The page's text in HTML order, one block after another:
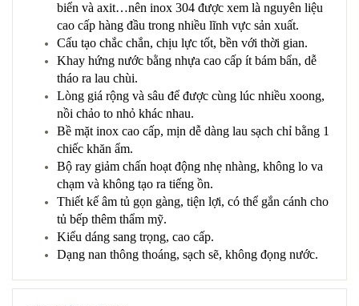
biển và axit…nên inox 304 được xem là nguyên liệu
cao cấp hàng đầu trong nhiều lĩnh vực sản xuất.
Cấu tạo chắc chắn, chịu lực tốt, bền với thời gian.
Khay hứng nước bằng nhựa cao cấp ít bám bẩn, dễ
tháo ra lau chùi.
Lòng giá rộng và sâu để được cùng lúc nhiều xoong,
nồi chảo to nhỏ khác nhau.
Bề mặt inox cao cấp, mịn dễ dàng lau sạch chỉ bằng 1
chiếc khăn ẩm.
Bộ ray giảm chấn hoạt động nhẹ nhàng, không lo va
chạm và không tạo ra tiếng ồn.
Thiết kế âm tủ gọn gàng, tiện lợi, có thể gắn cánh cho
tủ bếp thêm thẩm mỹ.
Kiểu dáng sang trọng, cao cấp.
Dạng nan thông thoáng, sạch sẽ, không đọng nước.